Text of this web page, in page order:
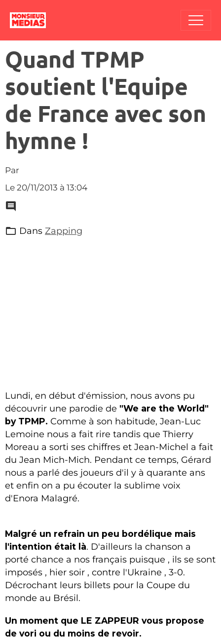
Quand TPMP
soutient l'Equipe
de France avec son
hymne !
Par
Le 20/11/2013 à 13:04
Dans Zapping
Lundi, en début d'émission, nous avons pu
découvrir une parodie de "We are the World"
by TPMP. Comme à son habitude, Jean-Luc
Lemoine nous a fait rire tandis que Thierry
Moreau a sorti ses chiffres et Jean-Michel a fait
du Jean Mich-Mich. Pendant ce temps, Gérard
nous a parlé des joueurs d'il y à quarante ans
et enfin on a pu écouter la sublime voix
d'Enora Malagré.
Malgré un refrain un peu bordélique mais
l'intention était là. D'ailleurs la chanson a
porté chance a nos français puisque , ils se sont
imposés , hier soir , contre l'Ukraine , 3-0.
Décrochant leurs billets pour la Coupe du
monde au Brésil.
Un moment que LE ZAPPEUR vous propose
de vori ou du moins de revoir.